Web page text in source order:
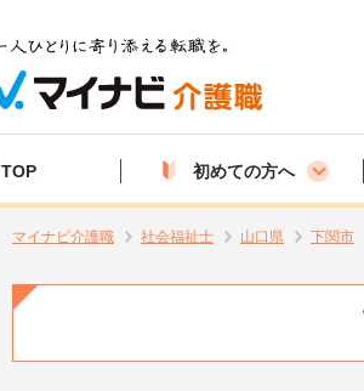
TOP 初めての方へ
マイナビ介護職 社会福祉士 山口県 下関市